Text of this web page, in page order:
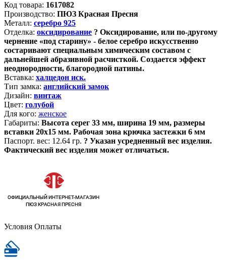
Код товара: 1617082
Производство: ПЮЗ Красная Пресня
Металл: серебро 925
Отделка: оксидирование ? Оксидирование, или по-другому
чернение «под старину» - белое серебро искусственно
состаривают специальным химическим составом с
дальнейшей абразивной расчисткой. Создается эффект
неоднородности, благородной патины.
Вставка: халцедон иск.
Тип замка: английский замок
Дизайн: винтаж
Цвет: голубой
Для кого: женское
Габариты: Высота серег 33 мм, ширина 19 мм, размеры
вставки 20х15 мм. Рабочая зона крючка застежки 6 мм
Паспорт. вес: 12.64 гр. ? Указан усредненный вес изделия.
Фактический вес изделия может отличаться.
Условия Оплаты